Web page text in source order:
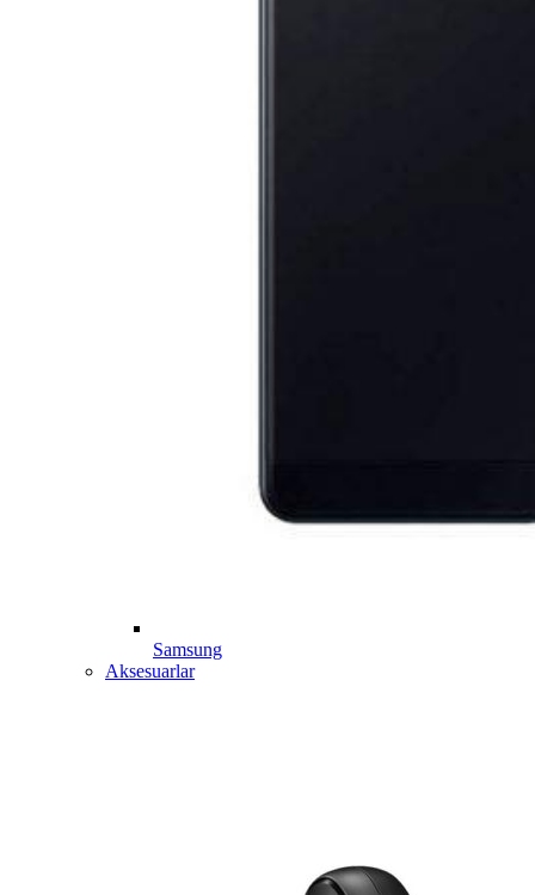
Samsung
Aksesuarlar